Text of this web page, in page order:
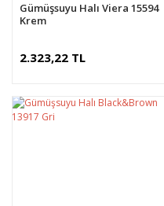
Gümüşsuyu Halı Viera 15594
Krem
2.323,22 TL